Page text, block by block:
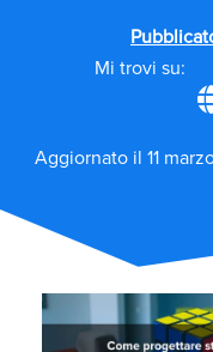
Mi trovi su:
Aggiornato il 11